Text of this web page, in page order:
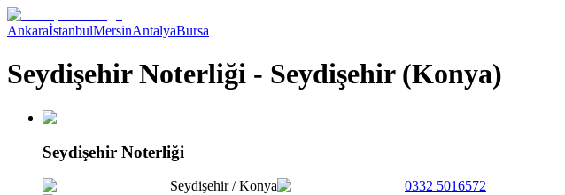
AnkaraİstanbulMersinAntalyaBursa
Seydişehir Noterliği - Seydişehir (Konya)
Seydişehir Noterliği
Seydişehir/Konya 0332 5016572